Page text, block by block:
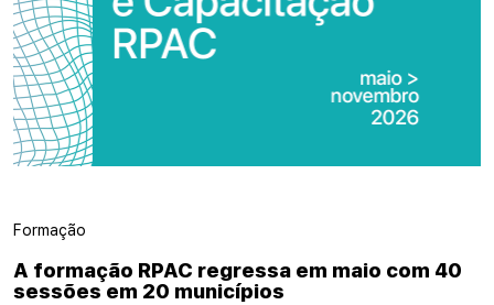
Formação
A formação RPAC regressa em maio com 40
sessões em 20 municípios